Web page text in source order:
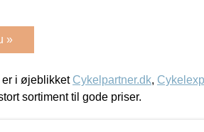
»
i øjeblikket Cykelpartner.dk,
sortiment til gode priser.